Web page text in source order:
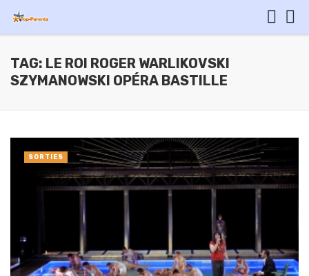
TAG: LE ROI ROGER WARLIKOVSKI
SZYMANOWSKI OPÉRA BASTILLE
SORTIES